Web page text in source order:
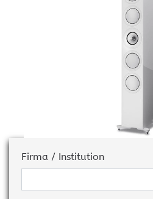
Firma / Institution